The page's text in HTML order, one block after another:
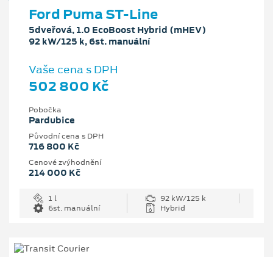
Ford Puma ST-Line
5dveřová, 1.0 EcoBoost Hybrid (mHEV)
92 kW/125 k, 6st. manuální
Vaše cena s DPH
502 800 Kč
Pobočka
Pardubice
Původní cena s DPH
716 800 Kč
Cenové zvýhodnění
214 000 Kč
1 l
92 kW/125 k
6st. manuální
Hybrid